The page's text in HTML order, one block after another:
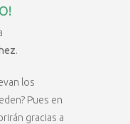
.
los
Pues en
gracias a